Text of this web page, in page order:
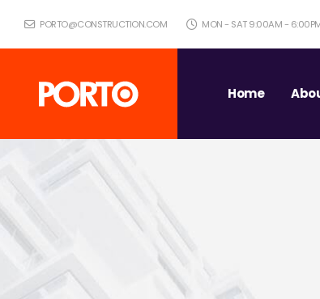
PORTO@CONSTRUCTION.COM MON - SAT 9:00AM -
Home